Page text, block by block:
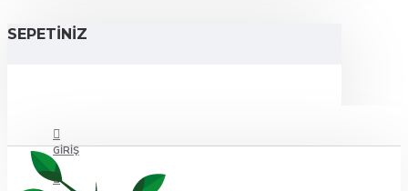
SEPETINIZ
GIRIŞ